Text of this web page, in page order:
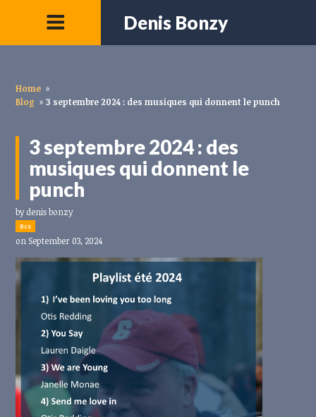
Denis Bonzy
Home »
Blog » 3 septembre 2024 : des musiques qui donnent le punch
3 septembre 2024 : des
musiques qui donnent le
punch
bydenis bonzy
8cs
on September 03, 2024